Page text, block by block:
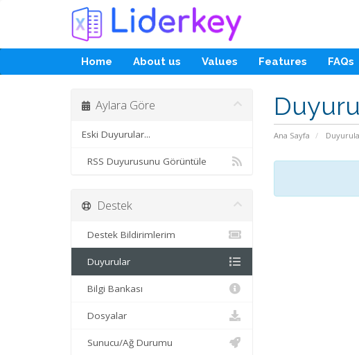
Home About us Values Features FAQs
Ana Sayfa
Aylara Göre
Eski Duyurular...
RSS Duyurusunu Görüntüle
Destek
Destek Bildirimlerim
Duyurular
Bilgi Bankası
Dosyalar
Sunucu/Ağ Durumu